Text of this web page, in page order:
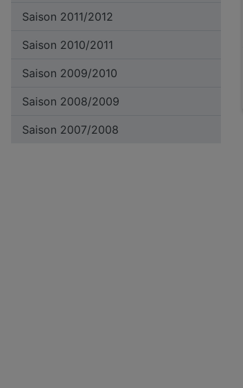
Saison 2011/2012
Saison 2010/2011
Saison 2009/2010
Saison 2008/2009
Saison 2007/2008